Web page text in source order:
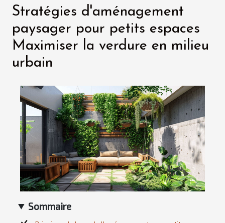
Stratégies d'aménagement
paysager pour petits espaces
Maximiser la verdure en milieu
urbain
Sommaire